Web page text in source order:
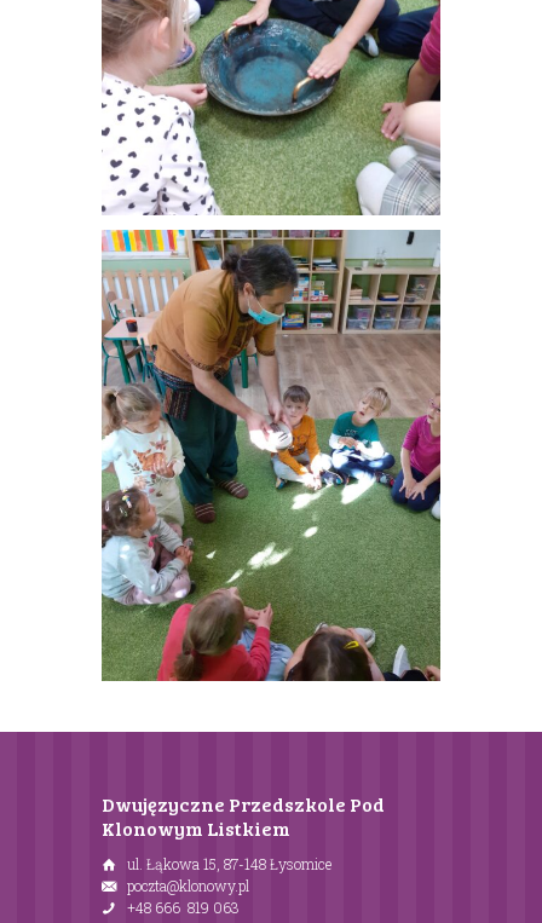
Dwujęzyczne Przedszkole Pod
Klonowym Listkiem
ul. Łąkowa 15, 87-148 Łysomice
poczta@klonowy.pl
+48 666 819 063